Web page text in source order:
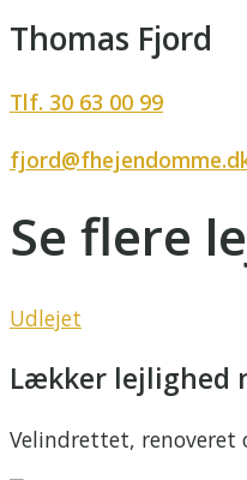
Thomas Fjord
Tlf. 30 63 00 99
Se flere
Udlejet
Lækker lejlighed
Velindrettet, renoveret